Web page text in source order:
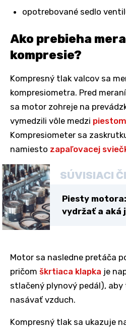
opotrebované sedlo
Ako prebieha
kompresie?
Kompresný tlak valcov sa
kompresiometra. Pred
sa motor zohreje na
vymedzili vôle medzi piestom
Kompresiometer sa
namiesto zapaľovacej
SÚVISIACI
Piesty
vydržať a aká
Motor sa nasledne pretáča
pričom škrtiaca klapka je
stlačený plynový pedál),
nasávať vzduch.
Kompresný tlak sa ukazuje